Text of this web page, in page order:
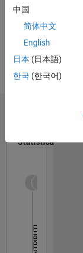
UAVs
I have
passion
for
products,
software
opinions
He/him
Professional
Interests:
Robotics,
Quadcopters
and
Statistica
CONTRIBUTI
-2-14
中国
简体中文
English
日本 (日本語)
한국 (한국어)